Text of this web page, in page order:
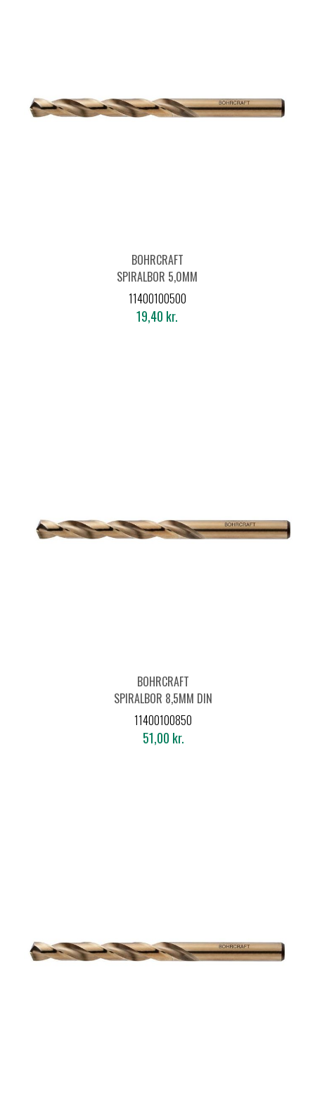
BOHRCRAFT
SPIRALBOR 5,0MM
DIN 338 HSS-E CO5
11400100500
19,40 kr.
BOHRCRAFT
SPIRALBOR 8,5MM DIN
338 HSS-E CO5
11400100850
51,00 kr.